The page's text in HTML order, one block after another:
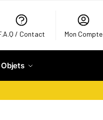
/ Contact Mon Compte